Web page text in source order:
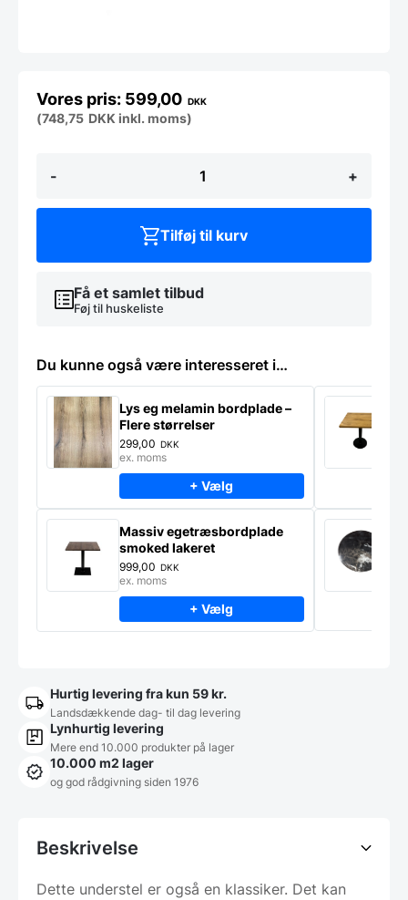
-
understel
antal
+
599,00 DKK
(748,75 DKK inkl. moms)
Få et samlet tilbud
Føj til huskeliste
Tilføj til kurv
Du kunne også være interesseret i…
Lys eg melamin bordplade –
Flere størrelser
299,00 DKK
ex. moms
+ Vælg
Massiv egetræsbordplade
smoked lakeret
999,00 DKK
ex. moms
+ Vælg
Hurtig levering fra kun 59 kr.
Landsdækkende dag- til dag levering
Lynhurtig levering
Mere end 10.000 produkter på lager
10.000 m2 lager
og god rådgivning siden 1976
Beskrivelse
Dette understel er også en klassiker. Det kan